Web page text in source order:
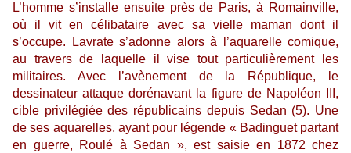
L’homme s’installe ensuite près de Paris, à Romainville,
où il vit en célibataire avec sa vielle maman dont il
s’occupe. Lavrate s’adonne alors à l’aquarelle comique,
au travers de laquelle il vise tout particulièrement les
militaires. Avec l’avènement de la République, le
dessinateur attaque dorénavant la figure de Napoléon III,
cible privilégiée des républicains depuis Sedan (5). Une
de ses aquarelles, ayant pour légende « Badinguet partant
en guerre, Roulé à Sedan », est saisie en 1872 chez